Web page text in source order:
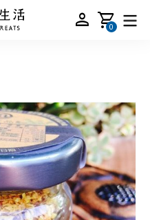
person shopping_cart
0